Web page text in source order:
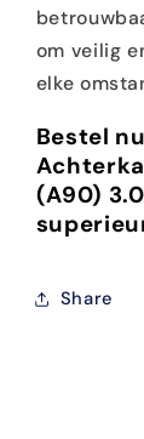
om veilig
elke
Bestel
(A90)
Share